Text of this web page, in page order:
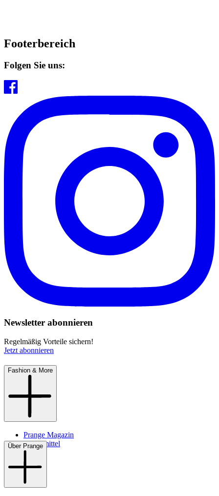
Footerbereich
Folgen Sie uns:
Newsletter abonnieren
Regelmäßig Vorteile sichern!
Jetzt abonnieren
Fashion & More
Prange Magazin
Pflegemittel
Über Prange